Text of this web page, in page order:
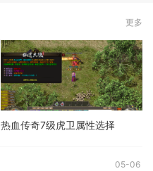
更多
热血传奇7级虎卫属性选择
05-06